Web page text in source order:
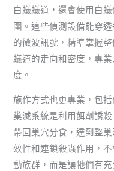
白蟻蟻道，還會使用白
圍。這些偵測設備能穿
的微波訊號，精準掌握
蟻道的走向和密度，專
度。
施作方式也更專業，包
巢滅系統是利用餌劑誘
帶回巢穴分食，達到整
效性和連鎖殺蟲作用，
動族群，而是讓牠們有